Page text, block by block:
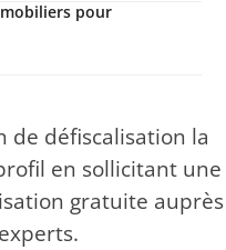
pour
de défiscalisation la
en sollicitant une
gratuite auprès